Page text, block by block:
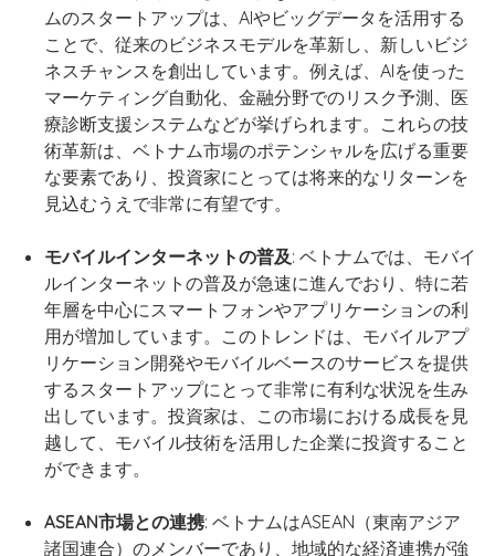
ムのスタートアップは、AIやビッグデータを活用する
ことで、従来のビジネスモデルを革新し、新しいビジ
ネスチャンスを創出しています。例えば、AIを使った
マーケティング自動化、金融分野でのリスク予測、医
療診断支援システムなどが挙げられます。これらの技
術革新は、ベトナム市場のポテンシャルを広げる重要
な要素であり、投資家にとっては将来的なリターンを
見込むうえで非常に有望です。
モバイルインターネットの普及: ベトナムでは、モバイ
ルインターネットの普及が急速に進んでおり、特に若
年層を中心にスマートフォンやアプリケーションの利
用が増加しています。このトレンドは、モバイルアプ
リケーション開発やモバイルベースのサービスを提供
するスタートアップにとって非常に有利な状況を生み
出しています。投資家は、この市場における成長を見
越して、モバイル技術を活用した企業に投資すること
ができます。
ASEAN市場との連携: ベトナムはASEAN（東南アジア
諸国連合）のメンバーであり、地域的な経済連携が強